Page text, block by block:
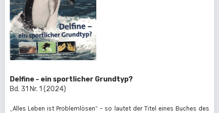
Delfine - ein sportlicher Grundtyp?
Bd. 31 Nr. 1 (2024)
„Alles Leben ist Problemlösen“ – so lautet der Titel eines Buches des